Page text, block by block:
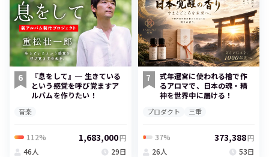
6
『息をして』─ 生きている
という感覚を呼び覚ますア
ルバムを作りたい！
音楽
112% 1,683,000円
46人
29日
7
式年遷宮に使われる檜で作
るアロマで、日本の魂・精
神を世界中に届ける！
プロダクト 三重
37% 373,388円
26人
53日